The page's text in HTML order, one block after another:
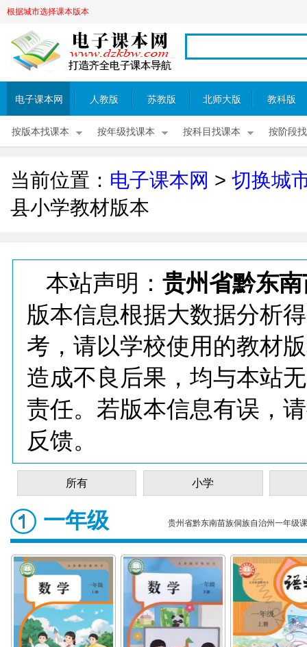
根据城市选择课本版本
电子课本网 人教版 苏教版 北师大版 教科版
按版本找课本 按年级找课本 按科目找课本 按阶段
当前位置： 电子课本网 > 切换城
县小学教材版本
本站声明： 贵州省黔东
版本信息根据大数据分析
考，请以学校使用的教材
造成不良后果，均与本站
责任。若版本信息有误，
反馈。
所有 小学
一年级 贵州省黔东南苗族侗族自治州一年级